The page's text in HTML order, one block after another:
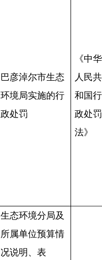
巴彦淖尔市生态
环境局实施的行
政处罚
《中华
人民共
和国行
政处罚
法》
生态环境分局及
所属单位预算情
况说明、表